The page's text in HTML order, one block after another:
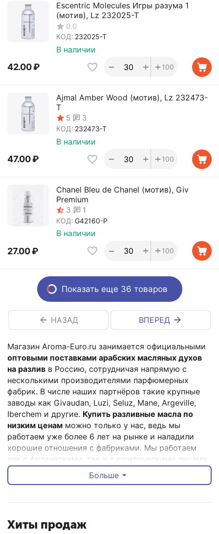
Магазин Aroma-Euro.ru занимается официальными
оптовыми поставками арабских масляных духов
на разлив в Россию, сотрудничая напрямую с
несколькими производителями парфюмерных
фабрик. В числе наших партнёров такие крупные
заводы как Givaudan, Luzi, Seluz, Mane, Argeville,
Iberchem и другие. Купить разливные масла по
низким ценам можно только у нас, ведь мы
работаем уже более 6 лет на рынке и наладили
хорошие отношения с фабриками. Мы работаем
как с физическими, так и с юридическими лицами.
Бизнес на масляной парфюмерии - свободная ниша
в большинстве населенных пунктов России,
превосходит их), клиенты готовы платить за такое
Больше
Escentric Molecules Игры разума 1
(мотив), Lz 232025-T
0.0
КОД: 232025-T
В наличии
42.00₽ + 100
+
−
Ajmal Amber Wood (мотив), Lz 232473-
T
5 3
КОД: 232473-T
В наличии
47.00₽ + 100
+
−
Chanel Bleu de Chanel (мотив), Giv
Premium
3 1
КОД: G42160-P
В наличии
27.00₽ + 100
+
−
Показать еще 36 товаров
НАЗАД ВПЕРЕД
Хиты продаж